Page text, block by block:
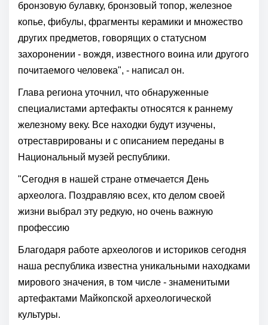
бронзовую булавку, бронзовый топор, железное
копье, фибулы, фрагменты керамики и множество
других предметов, говорящих о статусном
захоронении - вождя, известного воина или другого
почитаемого человека", - написал он.
Глава региона уточнил, что обнаруженные
специалистами артефакты относятся к раннему
железному веку. Все находки будут изучены,
отреставрированы и с описанием переданы в
Национальный музей республики.
"Сегодня в нашей стране отмечается День
археолога. Поздравляю всех, кто делом своей
жизни выбрал эту редкую, но очень важную
профессию
Благодаря работе археологов и историков сегодня
наша республика известна уникальными находками
мирового значения, в том числе - знаменитыми
артефактами Майкопской археологической
культуры.